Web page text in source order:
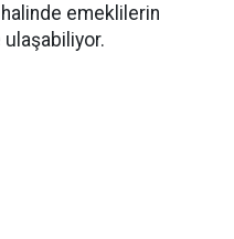
emeklilerin
ulaşabiliyor.